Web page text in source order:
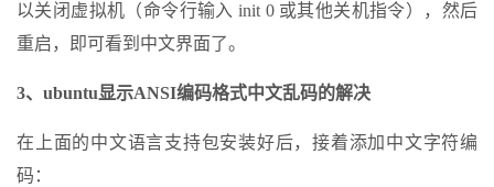
以关闭虚拟机（命令行输入 init 0 或其他关机指令），然后
重启，即可看到中文界面了。
3、ubuntu显示ANSI编码格式中文乱码的解决
在上面的中文语言支持包安装好后，接着添加中文字符编
码：